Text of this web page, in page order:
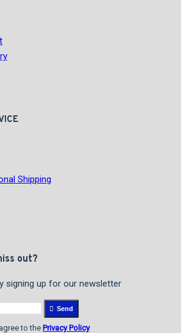
Shipping
out?
signing up for our newsletter
Send
to the Privacy Policy